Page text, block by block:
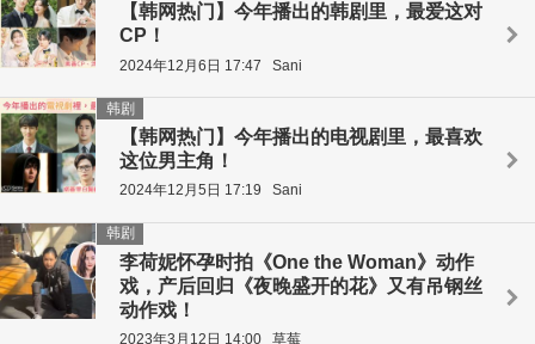
【韩网热门】今年播出的韩剧里，最爱这对
CP！
2024年12月6日 17:47 Sani
【韩网热门】今年播出的电视剧里，最喜欢
这位男主角！
韩剧
2024年12月5日 17:19 Sani
李荷妮怀孕时拍《One the Woman》动作
戏，产后回归《夜晚盛开的花》又有吊钢丝
动作戏！
韩剧
2023年3月12日 14:00 草莓